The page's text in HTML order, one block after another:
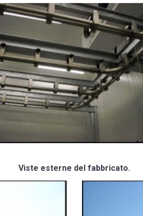
Viste esterne del fabbricato.